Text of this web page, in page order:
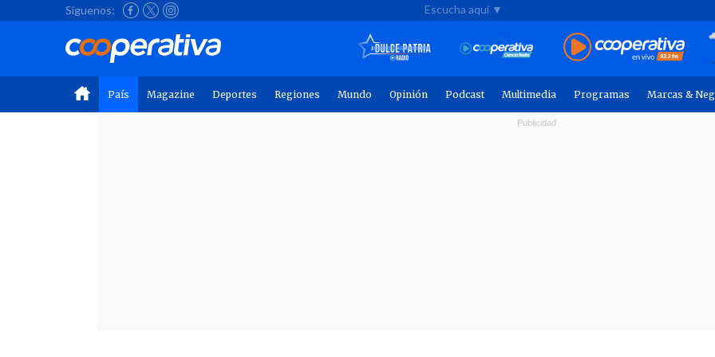
Síguenos: Escucha aquí ▼
País Magazine Deportes Regiones Mundo Opinión Podcast Multimedia Programas Marcas &